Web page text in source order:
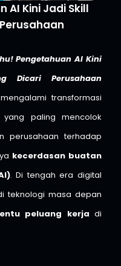
AI Kini Jadi Skill
Pengetahuan AI Kini
Dicari Perusahaan
transformasi
paling mencolok
perusahaan terhadap
kecerdasan buatan
. Di tengah era digital
teknologi masa depan
peluang kerja di